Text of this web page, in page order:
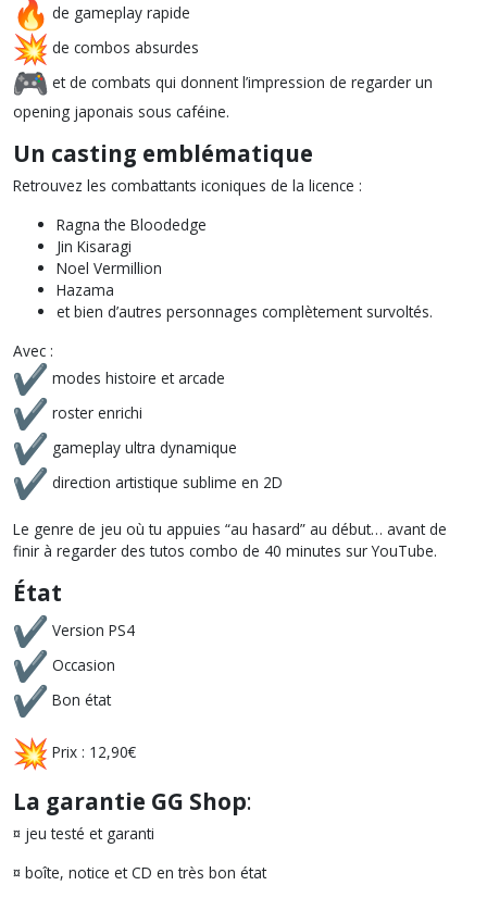
de gameplay rapide
de combos absurdes
et de combats qui donnent l’impression de regarder un
opening japonais sous caféine.
Un casting emblématique
Retrouvez les combattants iconiques de la licence :
Ragna the Bloodedge
Jin Kisaragi
Noel Vermillion
Hazama
et bien d’autres personnages complètement survoltés.
Avec :
modes histoire et arcade
roster enrichi
gameplay ultra dynamique
direction artistique sublime en 2D
Le genre de jeu où tu appuies “au hasard” au début… avant de
finir à regarder des tutos combo de 40 minutes sur YouTube.
État
Version PS4
Occasion
Bon état
Prix : 12,90€
La garantie GG Shop:
¤ jeu testé et garanti
¤ boîte, notice et CD en très bon état